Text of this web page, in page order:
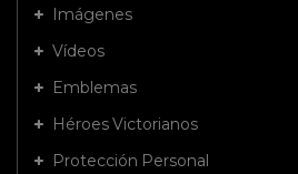
Imágenes
Vídeos
Emblemas
Héroes Victorianos
Protección Personal